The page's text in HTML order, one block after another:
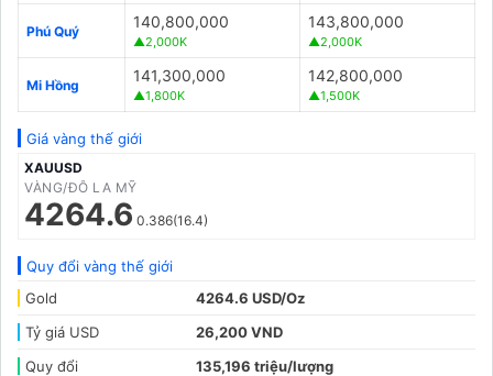
Phú Quý
140,800,000
▲2,000K
143,800,000
▲2,000K
Mi Hồng
141,300,000
▲1,800K
142,800,000
▲1,500K
Giá vàng thế giới
XAUUSD
VÀNG/ĐÔ LA MỸ
4264.6 0.386(16.4)
Quy đổi vàng thế giới
Gold
4264.6 USD/Oz
Tỷ giá USD
26,200 VND
Quy đổi
135,196 triệu/lượng